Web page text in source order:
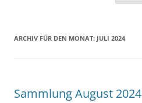
ARCHIV FÜR DEN MONAT: JULI 2024
Sammlung August 2024